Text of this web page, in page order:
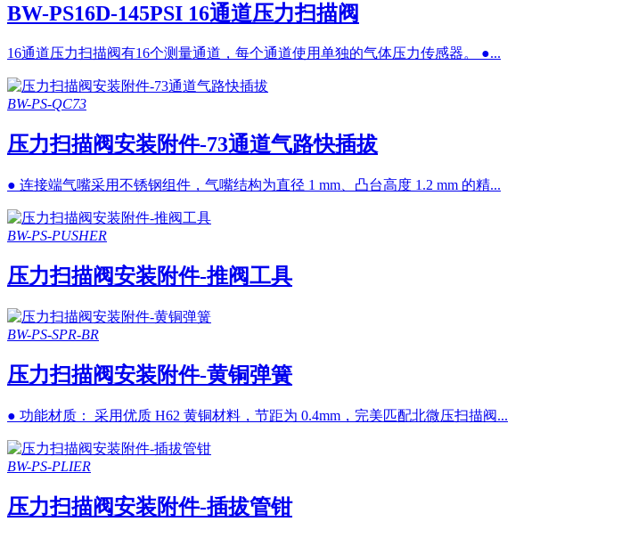
BW-PS16D-145PSI 16通道压力扫描阀
16通道压力扫描阀有16个测量通道，每个通道使用单独的气体压力传感器。 ●...
BW-PS-QC73
压力扫描阀安装附件-73通道气路快插拔
● 连接端气嘴采用不锈钢组件，气嘴结构为直径 1 mm、凸台高度 1.2 mm 的精...
BW-PS-PUSHER
压力扫描阀安装附件-推阀工具
BW-PS-SPR-BR
压力扫描阀安装附件-黄铜弹簧
● 功能材质： 采用优质 H62 黄铜材料，节距为 0.4mm，完美匹配北微压扫描阀...
BW-PS-PLIER
压力扫描阀安装附件-插拔管钳